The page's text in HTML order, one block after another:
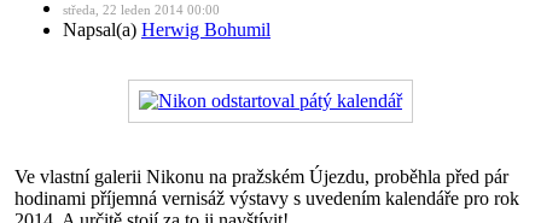
středa, 22 leden 2014 00:00
Napsal(a) Herwig Bohumil
Ve vlastní galerii Nikonu na pražském Újezdu, proběhla před pár
hodinami příjemná vernisáž výstavy s uvedením kalendáře pro rok